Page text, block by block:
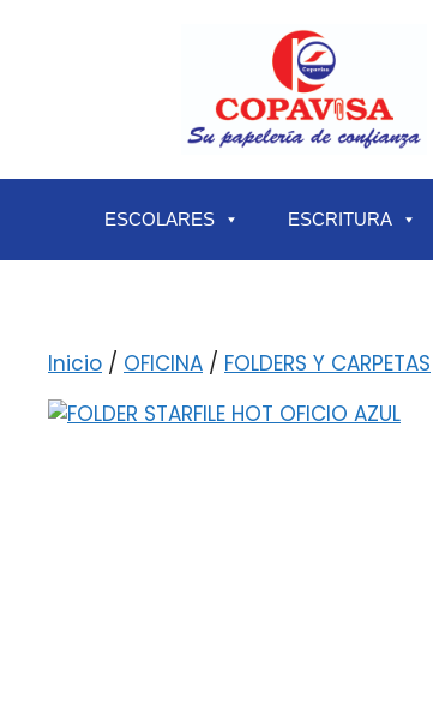
ESCOLARES ESCRITURA
Inicio / OFICINA / FOLDERS Y CARPETAS